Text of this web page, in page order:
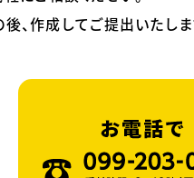
、作成してご提出いたしま